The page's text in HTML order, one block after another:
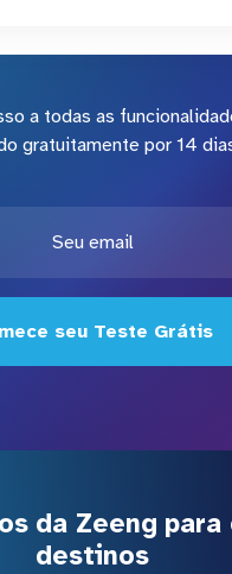
a todas as
gratuitamente por 14
seu Teste Grátis
da Zeeng
destinos